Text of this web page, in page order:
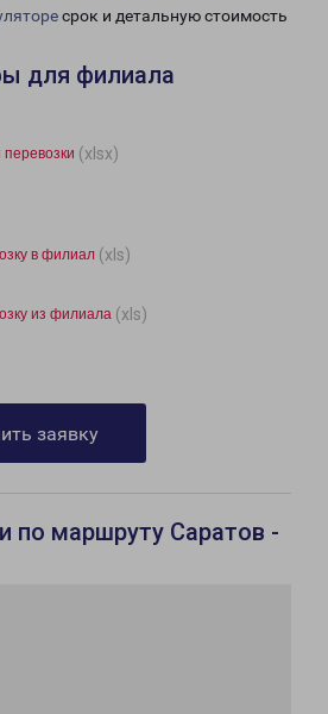
срок и детальную стоимость
для филиала
(xlsx)
в филиал (xls)
из филиала (xls)
заявку
по маршруту Саратов -